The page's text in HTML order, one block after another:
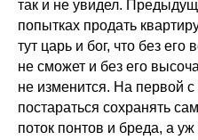
так и не увидел.
попытках продать
тут царь и бог, что без его
не сможет и без его
не изменится. На первой
постараться сохранять
поток понтов и бреда, а